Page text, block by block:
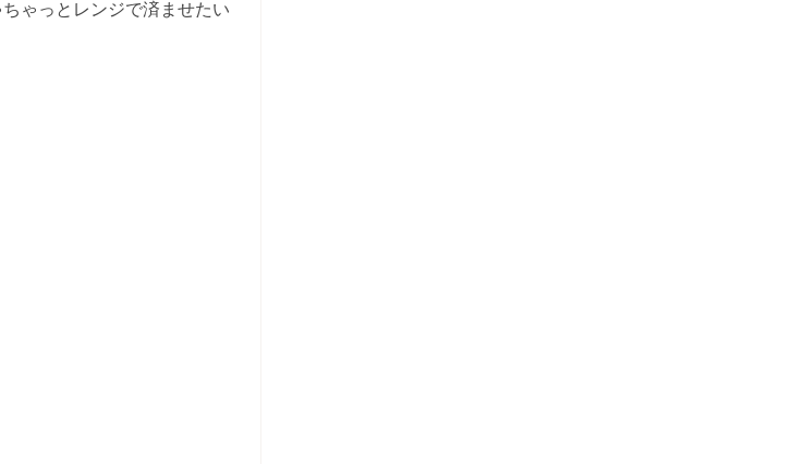
ゃっとレンジで済ませたい